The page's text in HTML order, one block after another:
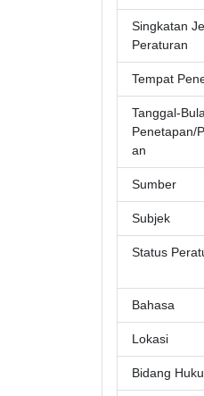
Singkatan
Peraturan
Tempat
Tanggal-
Penetapan/
an
Sumber
Subjek
Status
Bahasa
Lokasi
Bidang